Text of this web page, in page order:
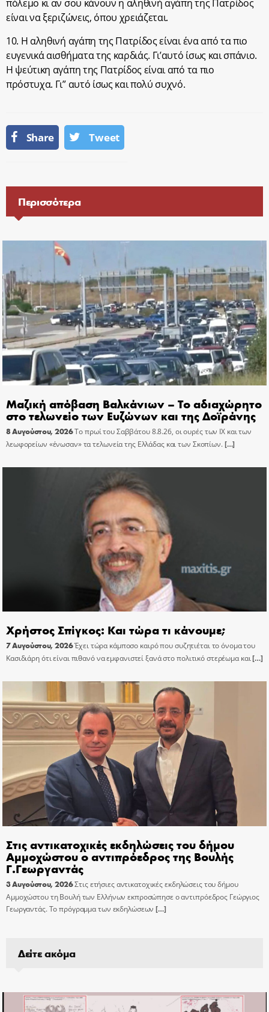
πόλεμο κι αν σου κάνουν η αληθινή αγάπη της Πατρίδος
είναι να ξεριζώνεις, όπου χρειάζεται.
10. Η αληθινή αγάπη της Πατρίδος είναι ένα από τα πιο
ευγενικά αισθήματα της καρδιάς. Γι’αυτό ίσως και σπάνιο.
Η ψεύτικη αγάπη της Πατρίδος είναι από τα πιο
πρόστυχα. Γι” αυτό ίσως και πολύ συχνό.
Share Tweet
Περισσότερα
Μαζική απόβαση Βαλκάνιων – Το αδιαχώρητο
στο τελωνείο των Ευζώνων και της Δοϊράνης
8 Αυγούστου, 2026Το πρωί του Σαββάτου 8.8.26, οι ουρές των ΙΧ και των
λεωφορείων «ένωσαν» τα τελωνεία της Ελλάδας και των Σκοπίων.[…]
Χρήστος Σπίγκος: Και τώρα τι κάνουμε;
7 Αυγούστου, 2026Έχει τώρα κάμποσο καιρό που συζητιέται το όνομα του
Κασιδιάρη ότι είναι πιθανό να εμφανιστεί ξανά στο πολιτικό στερέωμα και[…]
Στις αντικατοχικές εκδηλώσεις του δήμου
Αμμοχώστου ο αντιπρόεδρος της Βουλής
Γ.Γεωργαντάς
3 Αυγούστου, 2026Στις ετήσιες αντικατοχικές εκδηλώσεις του δήμου
Αμμοχώστου τη Βουλή των Ελλήνων εκπροσώπησε ο αντιπρόεδρος Γεώργιος
Γεωργαντάς. Το πρόγραμμα των εκδηλώσεων […]
Δείτε ακόμα